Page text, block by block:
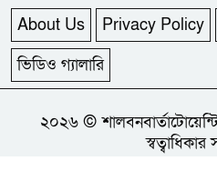
১৫
দিনটি
About Us Privacy Policy
ভিডিও গ্যালারি
২০২৬ ©